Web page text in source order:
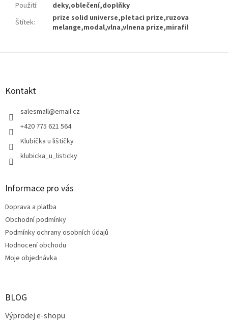
Použití:
deky,oblečení,doplňky
Štítek:
prize solid universe,pletaci prize,ruzova
melange,modal,vlna,vlnena prize,mirafil
Z
Kontakt
salesmall@email.cz
+420 775 621 564
Klubíčka u lištičky
klubicka_u_listicky
Informace pro vás
Doprava a platba
Obchodní podmínky
Podmínky ochrany osobních údajů
Hodnocení obchodu
Moje objednávka
BLOG
Výprodej e-shopu